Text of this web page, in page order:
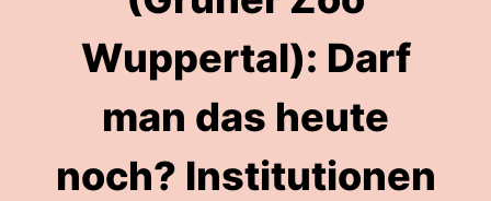
Wuppertal): Darf
man das heute
noch? Institutionen